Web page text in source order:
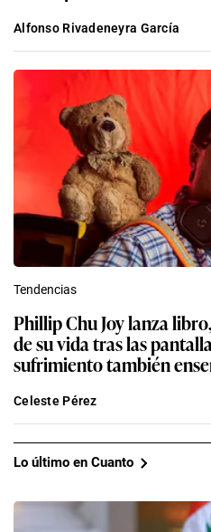
Alfonso Rivadeneyra García
Tendencias
Phillip Chu Joy lanza
de su vida tras las
sufrimiento también
Celeste Pérez
Lo último en Cuanto